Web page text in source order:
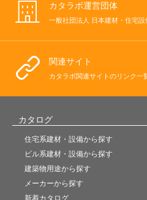
カタラボ運営団体
一般社団法人 日本建材・住宅
関連サイト
カタラボ関連サイトのリンク一
カタログ
住宅系建材・設備から探す
ビル系建材・設備から探す
建築物用途から探す
メーカーから探す
新着カタログ